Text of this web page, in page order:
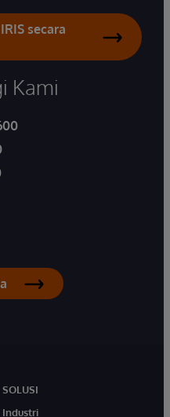
secara
Kami
SOLUSI
Industri